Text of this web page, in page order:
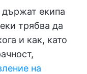
държат екипа
трябва да
и как, като
на